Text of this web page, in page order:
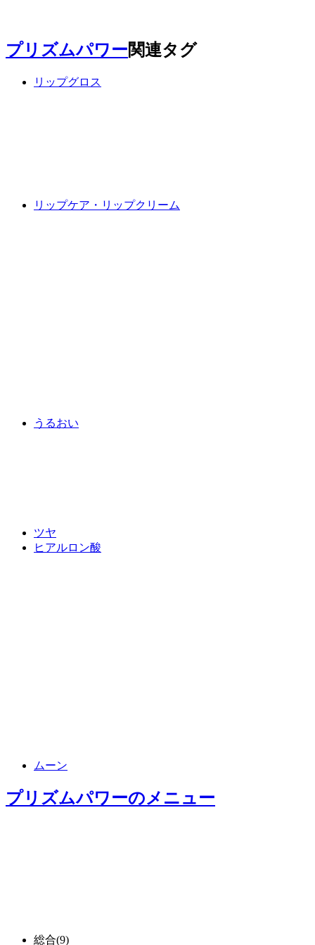
プリズムパワー関連タグ
リップグロス
リップケア・リップクリーム
うるおい
ツヤ
ヒアルロン酸
ムーン
プリズムパワーのメニュー
総合(9)